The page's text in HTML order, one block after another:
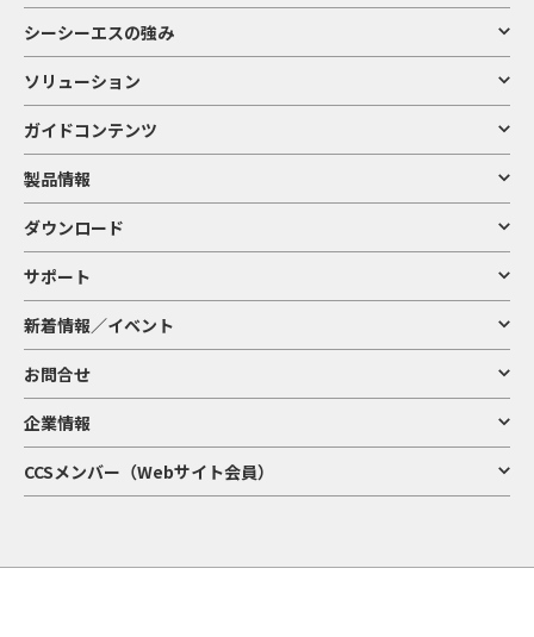
シーシーエスの強み
ソリューション
ガイドコンテンツ
製品情報
ダウンロード
サポート
新着情報／イベント
お問合せ
企業情報
CCSメンバー（Webサイト会員）